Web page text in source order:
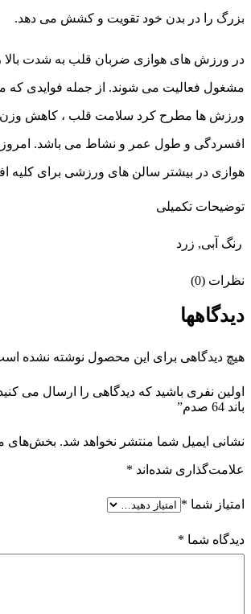
بزرگ را در بدن خود تقویت و کشش می دهد.
در ورزش های هوازی ضربان قلب به شدت بالا
مشغول فعالیت می شوند. از جمله فوایدی که
ورزش ها مطرح کرد سلامت قلب ، کاهش وزن
افسردگی و طول عمر و نشاط می باشد.
هوازی در بیشتر سالن های ورزشی برای کلیه
توضیحات تکمیلی
رنگ آبی, زرد
نظرات (0)
دیدگاهها
هیچ دیدگاهی برای این محصول نوشته نشده
اولین نفری باشید که دیدگاهی را ارسال می
باند 64 صدم”
نشانی ایمیل شما منتشر نخواهد شد. بخش‌های
علامت‌گذاری شده‌اند *
امتیاز شما *
دیدگاه شما *